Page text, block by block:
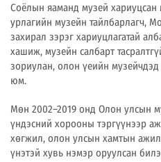
Соёлын яаманд музей хариуцсан
урлагийн музейн тайлбарлагч,
захирал зэрэг хариуцлагатай
хашиж, музейн салбарт
зориулан, олон үеийн
юм.
Мөн 2002–2019 онд Олон улсын
үндэсний хорооны тэргүүнээр
хөгжил, олон улсын хамтын
үнэтэй хувь нэмэр оруулсан